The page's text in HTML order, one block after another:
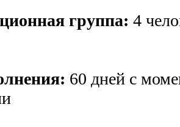
группа: 4
60 дней с